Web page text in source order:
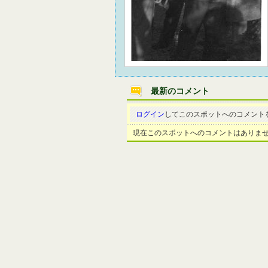
最新のコメント
ログイン してこのスポットへのコメント
現在このスポットへのコメントはありませ